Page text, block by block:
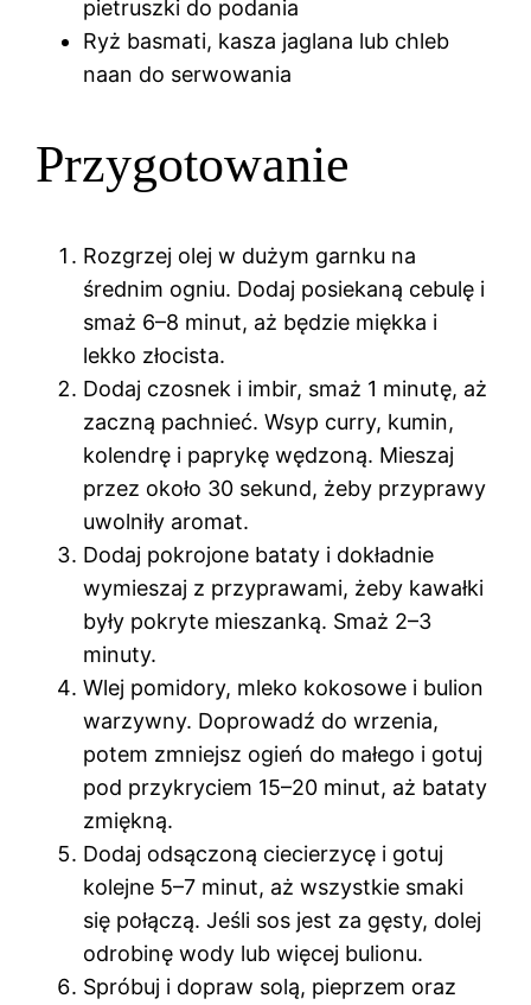
pietruszki do podania
Ryż basmati, kasza jaglana lub chleb
naan do serwowania
Przygotowanie
Rozgrzej olej w dużym garnku na
średnim ogniu. Dodaj posiekaną cebulę i
smaż 6–8 minut, aż będzie miękka i
lekko złocista.
Dodaj czosnek i imbir, smaż 1 minutę, aż
zaczną pachnieć. Wsyp curry, kumin,
kolendrę i paprykę wędzoną. Mieszaj
przez około 30 sekund, żeby przyprawy
uwolniły aromat.
Dodaj pokrojone bataty i dokładnie
wymieszaj z przyprawami, żeby kawałki
były pokryte mieszanką. Smaż 2–3
minuty.
Wlej pomidory, mleko kokosowe i bulion
warzywny. Doprowadź do wrzenia,
potem zmniejsz ogień do małego i gotuj
pod przykryciem 15–20 minut, aż bataty
zmiękną.
Dodaj odsączoną ciecierzycę i gotuj
kolejne 5–7 minut, aż wszystkie smaki
się połączą. Jeśli sos jest za gęsty, dolej
odrobinę wody lub więcej bulionu.
Spróbuj i dopraw solą, pieprzem oraz